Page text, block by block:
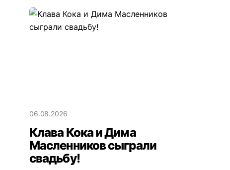
06.08.2026
Клава Кока и Дима
Масленников сыграли
свадьбу!